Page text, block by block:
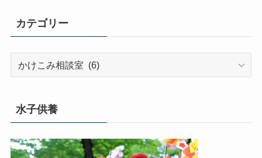
カテゴリー
水子供養